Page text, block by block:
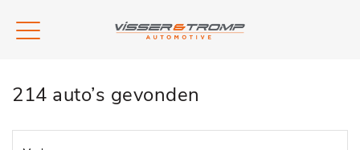
214 auto’s gevonden